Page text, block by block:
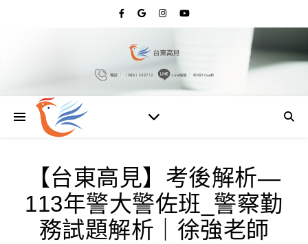
【台東高見】考後解析—
113年警大警佐班_警察勤
務試題解析｜徐強老師